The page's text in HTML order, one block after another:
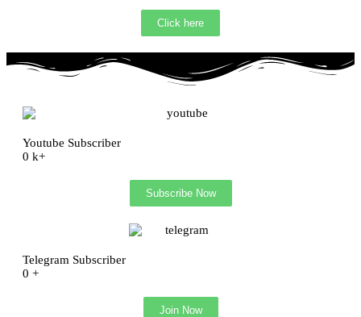
Click here
Youtube Subscriber
0 k+
Subscribe Now
Telegram Subscriber
0 +
Join Now